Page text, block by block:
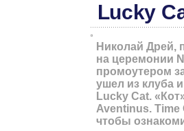
Lucky
Николай Дрей,
на церемонии
промоутером
ушел из клуба
Lucky Cat.
Aventinus. Time
чтобы